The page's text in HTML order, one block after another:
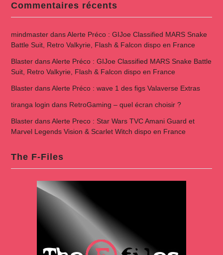
Commentaires récents
mindmasterdansAlerte Préco : GIJoe Classified MARS Snake
Battle Suit, Retro Valkyrie, Flash & Falcon dispo en France
BlasterdansAlerte Préco : GIJoe Classified MARS Snake Battle
Suit, Retro Valkyrie, Flash & Falcon dispo en France
BlasterdansAlerte Préco : wave 1 des figs Valaverse Extras
tiranga login dans RetroGaming – quel écran choisir ?
BlasterdansAlerte Preco : Star Wars TVC Amani Guard et
Marvel Legends Vision & Scarlet Witch dispo en France
The F-Files